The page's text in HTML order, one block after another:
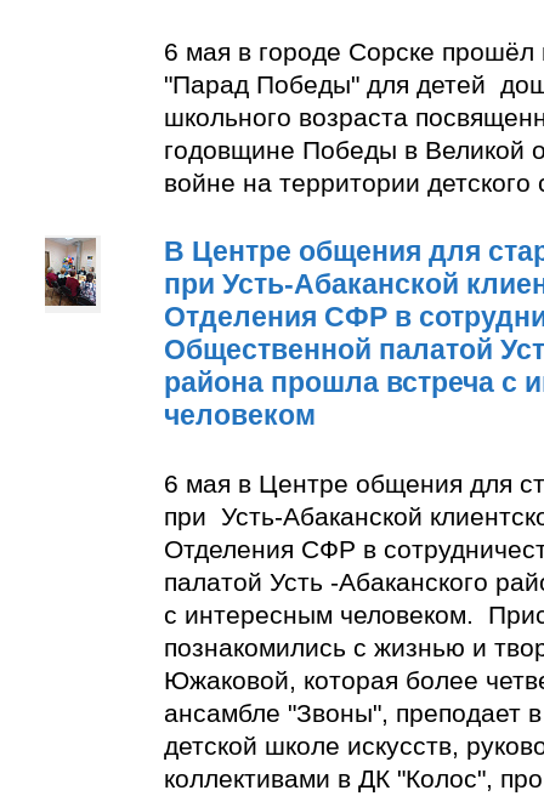
6 мая в городе Сорске
"Парад Победы" для детей
школьного возраста
годовщине Победы в Великой
войне на территории
В Центре общения для
при Усть-Абаканской
Отделения СФР в
Общественной палатой
района прошла встреча с
человеком
6 мая в Центре общения для
при Усть-Абаканской
Отделения СФР в
палатой Усть -Абаканского
с интересным человеком.
познакомились с жизнью и
Южаковой, которая более
ансамбле "Звоны", преподает
детской школе искусств,
коллективами в ДК "Колос",